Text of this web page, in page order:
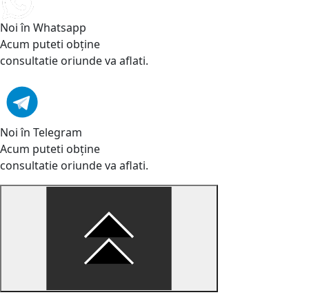
Noi în Whatsapp
Acum puteti obține
consultatie oriunde va aflati.
Noi în Telegram
Acum puteti obține
consultatie oriunde va aflati.